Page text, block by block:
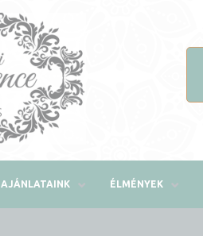
AJÁNLATAINK ÉLMÉNYEK